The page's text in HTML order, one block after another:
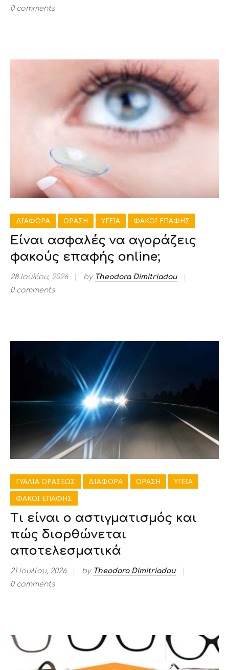
0 comments
ΔΙΑΦΟΡΑ ΟΡΑΣΗ ΥΓΕΙΑ ΦΑΚΟΙ ΕΠΑΦΗΣ
Είναι ασφαλές να αγοράζεις
φακούς επαφής online;
28 Ιουλίου, 2026 by Theodora Dimitriadou
0 comments
ΓΥΑΛΙΑ ΟΡΑΣΕΩΣ ΔΙΑΦΟΡΑ ΟΡΑΣΗ
ΥΓΕΙΑ
ΦΑΚΟΙ ΕΠΑΦΗΣ
Τι είναι ο αστιγματισμός και
πώς διορθώνεται
αποτελεσματικά
21 Ιουλίου, 2026 by Theodora Dimitriadou
0 comments